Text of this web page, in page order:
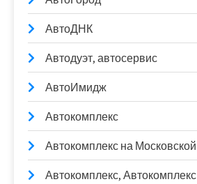
АвтоДНК
Автодуэт, автосервис
АвтоИмидж
Автокомплекс
Автокомплекс на Московской
Автокомплекс, Автокомплекс